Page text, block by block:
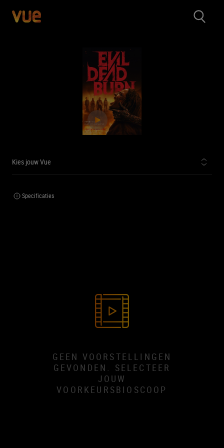
Kies jouw Vue
Specificaties
GEEN VOORSTELLINGEN
GEVONDEN. SELECTEER
JOUW
VOORKEURSBIOSCOOP